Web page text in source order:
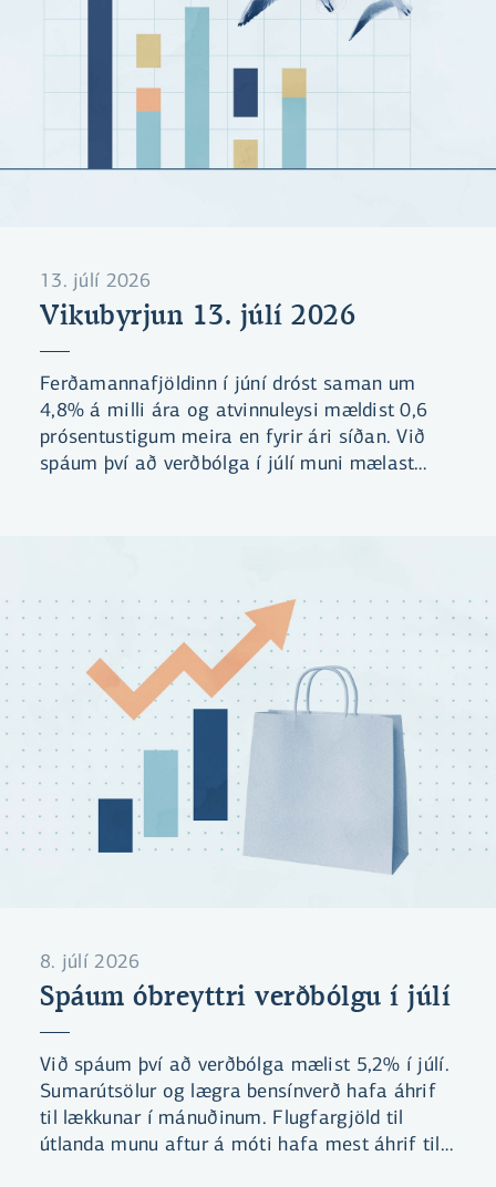
13. júlí 2026
Vikubyrjun 13. júlí 2026
Ferðamannafjöldinn í júní dróst saman um
4,8% á milli ára og atvinnuleysi mældist 0,6
prósentustigum meira en fyrir ári síðan. Við
spáum því að verðbólga í júlí muni mælast
8. júlí 2026
Spáum óbreyttri verðbólgu í júlí
Við spáum því að verðbólga mælist 5,2% í júlí.
Sumarútsölur og lægra bensínverð hafa áhrif
til lækkunar í mánuðinum. Flugfargjöld til
útlanda munu aftur á móti hafa mest áhrif til